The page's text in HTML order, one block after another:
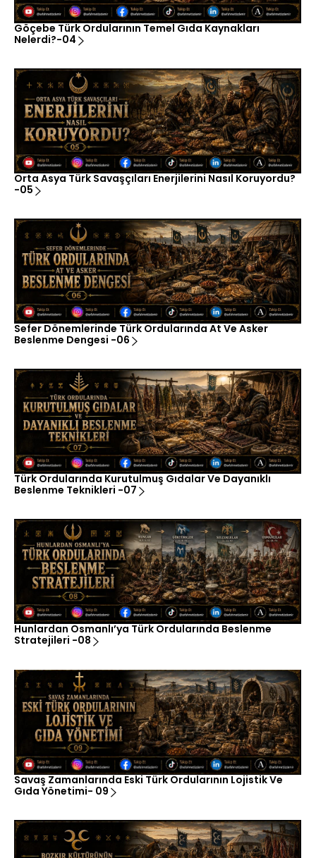
Göçebe Türk Ordularının Temel Gıda Kaynakları
Nelerdi?-04
Orta Asya Türk Savaşçıları Enerjilerini Nasıl Koruyordu?
-05
Sefer Dönemlerinde Türk Ordularında At Ve Asker
Beslenme Dengesi -06
Türk Ordularında Kurutulmuş Gıdalar Ve Dayanıklı
Beslenme Teknikleri -07
Hunlardan Osmanlı’ya Türk Ordularında Beslenme
Stratejileri -08
Savaş Zamanlarında Eski Türk Ordularının Lojistik Ve
Gıda Yönetimi- 09